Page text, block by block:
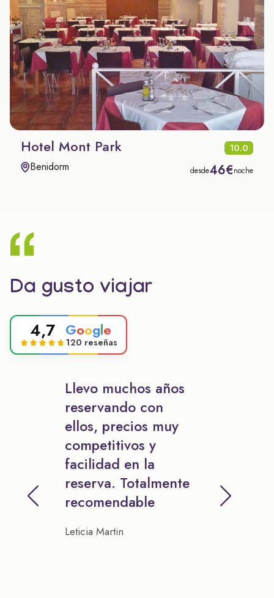
Hotel Mont Park 10.0
Benidorm desde46€noche
Da gusto viajar
4,7 Google
120 reseñas
Llevo muchos años
reservando con
ellos, precios muy
competitivos y
facilidad en la
reserva. Totalmente
recomendable
Leticia Martin